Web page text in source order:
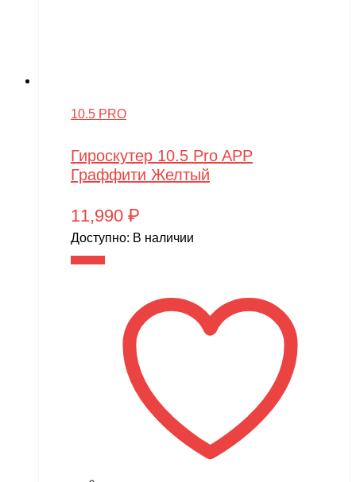
10.5 PRO
Гироскутер 10.5 Pro APP
Граффити Желтый
11,990 ₽
Доступно: В наличии